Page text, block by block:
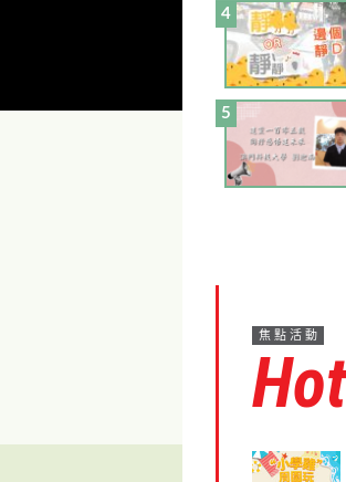
焦點活動
Hot